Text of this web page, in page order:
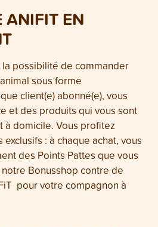
ANIFIT EN
la possibilité de commander
sous forme
client(e) abonné(e), vous
et des produits qui vous sont
à domicile. Vous profitez
: à chaque achat, vous
des Points Pattes que vous
Bonusshop contre de
pour votre compagnon à